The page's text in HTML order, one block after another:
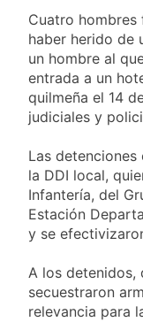
Cuatro hombres
haber herido de
un hombre al
entrada a un
quilmeña el 14
judiciales y
Las
la DDI local,
Infantería, del
Estación
y se
A los detenidos,
secuestraron
relevancia para